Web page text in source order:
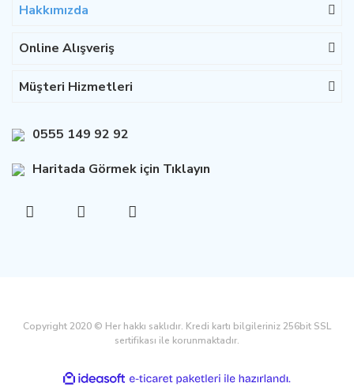
Hakkımızda
Online Alışveriş
Müşteri Hizmetleri
0555 149 92 92
Haritada Görmek için Tıklayın
Copyright 2020 © Her hakkı saklıdır. Kredi kartı bilgileriniz 256bit SSL
sertifikası ile korunmaktadır.
ideasoft e-